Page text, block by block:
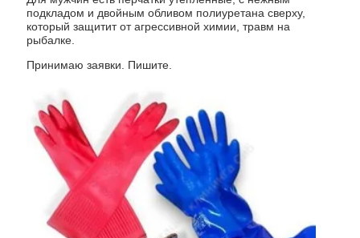
подкладом и двойным обливом полиуретана сверху,
который защитит от агрессивной химии, травм на
рыбалке.
Принимаю заявки. Пишите.